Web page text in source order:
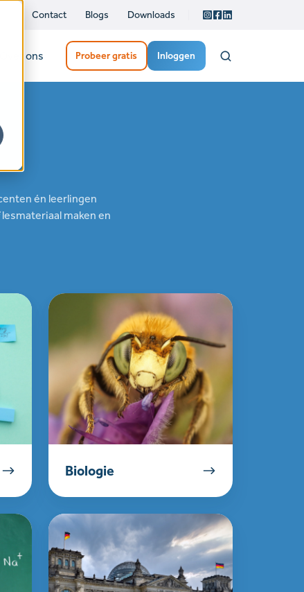
Contact Blogs Downloads
Over ons Probeer gratis Inloggen
én leerlingen
maken en
Biologie
Biologie
Duits